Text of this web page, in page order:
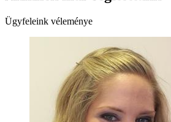
Ügyfeleink véleménye